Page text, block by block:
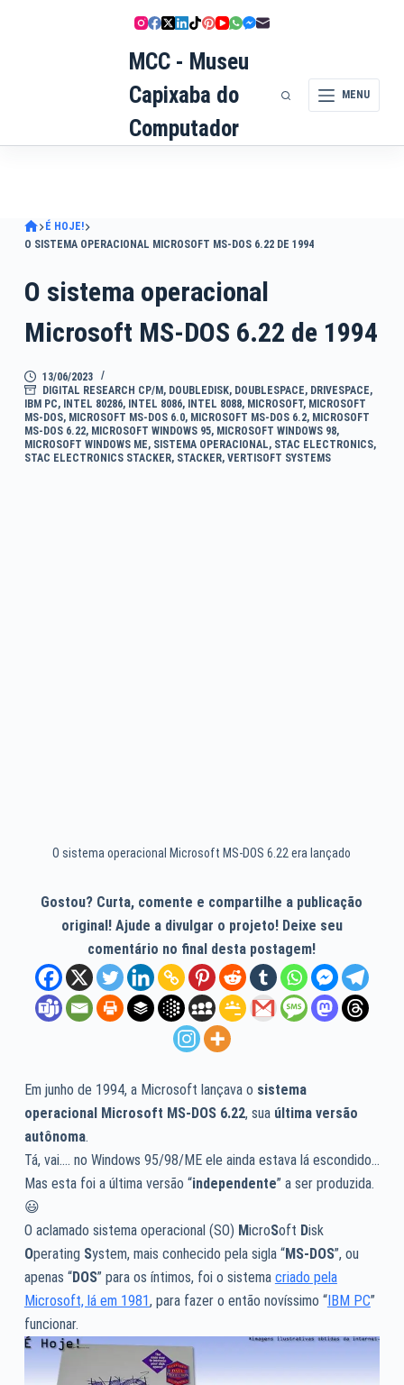
MCC - Museu
Capixaba do
Computador
MENU
É HOJE!
O SISTEMA OPERACIONAL MICROSOFT MS-DOS 6.22 DE 1994
O sistema operacional
Microsoft MS-DOS 6.22 de 1994
13/06/2023
DIGITAL RESEARCH CP/M, DOUBLEDISK, DOUBLESPACE, DRIVESPACE,
IBM PC, INTEL 80286, INTEL 8086, INTEL 8088, MICROSOFT, MICROSOFT
MS-DOS, MICROSOFT MS-DOS 6.0, MICROSOFT MS-DOS 6.2, MICROSOFT
MS-DOS 6.22, MICROSOFT WINDOWS 95, MICROSOFT WINDOWS 98,
MICROSOFT WINDOWS ME, SISTEMA OPERACIONAL, STAC ELECTRONICS,
STAC ELECTRONICS STACKER, STACKER, VERTISOFT SYSTEMS
O sistema operacional Microsoft MS-DOS 6.22 era lançado
Gostou? Curta, comente e compartilhe a publicação
original! Ajude a divulgar o projeto! Deixe seu
comentário no final desta postagem!
Em junho de 1994, a Microsoft lançava o sistema
operacional Microsoft MS-DOS 6.22, sua última versão
autônoma.
Tá, vai…. no Windows 95/98/ME ele ainda estava lá escondido…
Mas esta foi a última versão “independente” a ser produzida.
😃
O aclamado sistema operacional (SO) MicroSoft Disk
Operating System, mais conhecido pela sigla “MS-DOS”, ou
apenas “DOS” para os íntimos, foi o sistema criado pela
Microsoft, lá em 1981, para fazer o então novíssimo “IBM PC”
funcionar.